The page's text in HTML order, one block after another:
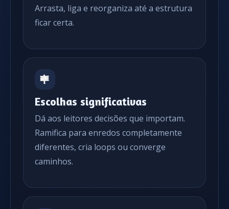
Arrasta, liga e reorganiza até a estrutura
ficar certa.
Escolhas significativas
Dá aos leitores decisões que importam.
Ramifica para enredos completamente
diferentes, cria loops ou converge
caminhos.